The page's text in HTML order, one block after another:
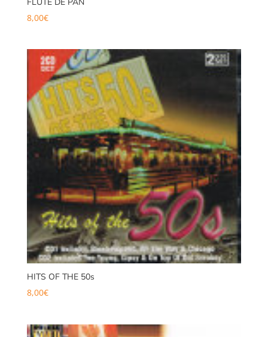
8,00€
HITS OF THE 50s
8,00€